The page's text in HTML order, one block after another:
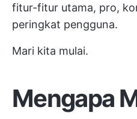
fitur-fitur utama, pro,
peringkat pengguna.
Mari kita mulai.
Mengapa